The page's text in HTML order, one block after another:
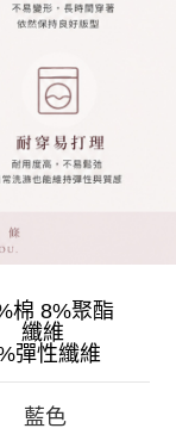
棉 8%聚酯
纖維
彈性纖維
藍色